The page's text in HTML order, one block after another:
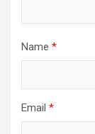
Name *
Email *